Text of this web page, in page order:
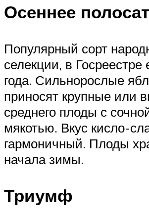
Осеннее
Популярный сорт
селекции, в
года. Сильнорослые
приносят крупные или
среднего плоды с
мякотью. Вкус кисло-
гармоничный. Плоды
начала зимы.
Триумф